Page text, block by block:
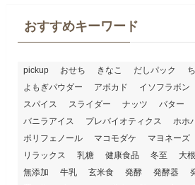
おすすめキーワード
pickup おせち きなこ だしパック
よもぎパウダー
アボカド イソフラボン
スパイス
スライダー ナッツ バター
バニラアイス
プレバイオティクス
ホホ
ポリフェノール
マコモダケ マヨネーズ
リラックス
乳糖 健康食品 冬至 大根
無添加
牛乳 玄米食 発酵 発酵器